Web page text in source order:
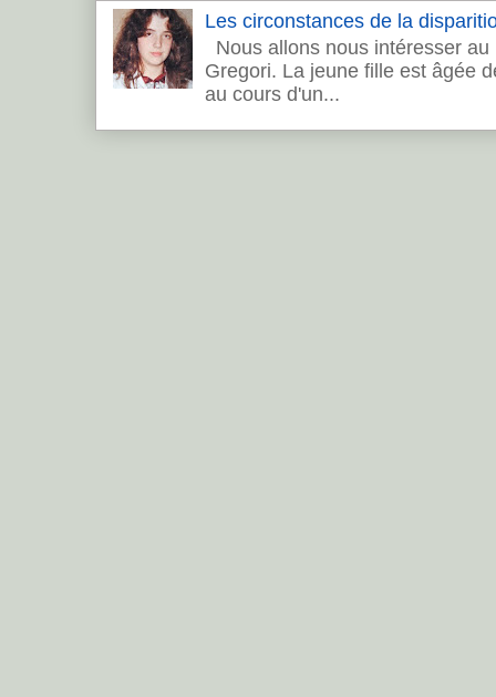
Les circonstances de la
Nous allons nous intéresser
Gregori. La jeune fille est âgée
au cours d'un...